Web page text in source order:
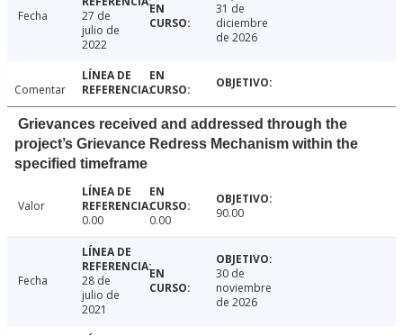
Fecha
27 de
julio de
2022
31 de
diciembre
de 2026
Comentar
Grievances received and addressed through the
project’s Grievance Redress Mechanism within the
specified timeframe
Valor
0.00
0.00 90.00
Fecha
28 de
julio de
2021
30 de
noviembre
de 2026